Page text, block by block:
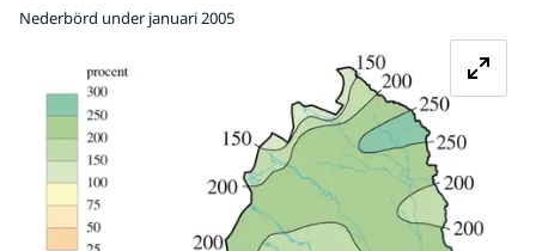
Nederbörd under januari 2005